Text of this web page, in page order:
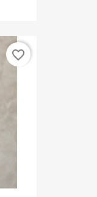
favorite_border